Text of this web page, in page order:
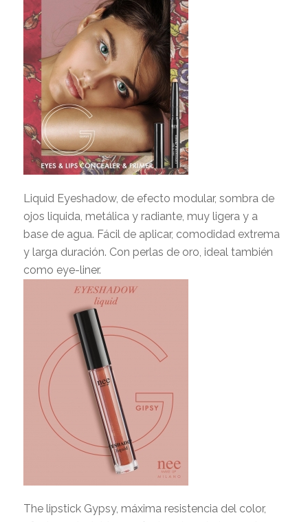
Liquid Eyeshadow, de efecto modular, sombra de
ojos liquida, metálica y radiante, muy ligera y a
base de agua. Fácil de aplicar, comodidad extrema
y larga duración. Con perlas de oro, ideal también
como eye-liner.
The lipstick Gypsy, máxima resistencia del color,